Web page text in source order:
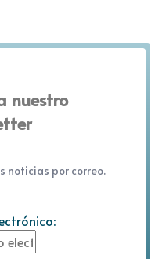
nuestro
noticias por correo.